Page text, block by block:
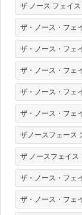
ザ ノース フェイ
ザ・ノース・フェ
ザ・ノース・フェ
ザ・ノース・フェ
ザ・ノース・フェ
ザ・ノース・フェ
ザノースフェース
ザ ノースフェイス
ザ・ノース・フェ
ザ・ノース・フェ